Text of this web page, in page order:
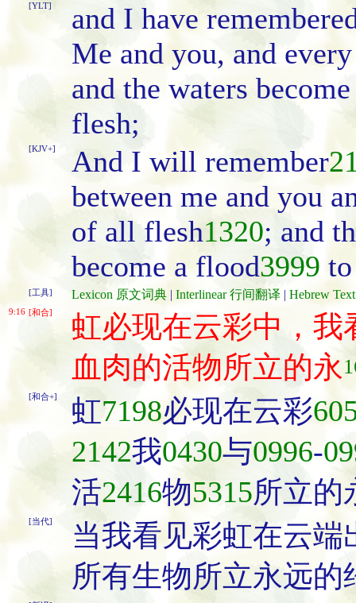
[YLT]
and I have
Me and you, and
and the waters
flesh;
[KJV+] And I will remember
between me and you
of all flesh1320; and
become a flood3999
[工具] Lexicon 原文词典 | Interlinear 行间翻译 | Hebrew
9:16 [和合]
虹必现在云彩中，
血肉的活物所立的永
[和合+] 虹7198必现在云彩
2142我0430与0996-
活2416物5315所立的
[当代]
当我看见彩虹在云
所有生物所立永远的